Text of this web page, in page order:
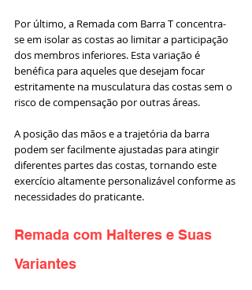
Por último, a Remada com Barra T concentra-
se em isolar as costas ao limitar a participação
dos membros inferiores. Esta variação é
benéfica para aqueles que desejam focar
estritamente na musculatura das costas sem o
risco de compensação por outras áreas.
A posição das mãos e a trajetória da barra
podem ser facilmente ajustadas para atingir
diferentes partes das costas, tornando este
exercício altamente personalizável conforme as
necessidades do praticante.
Remada com Halteres e Suas
Variantes